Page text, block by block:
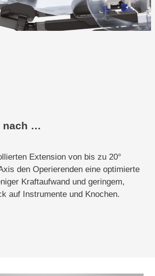
nach …
Extension von bis zu 20°
den Operierenden eine optimierte
Kraftaufwand und geringem,
auf Instrumente und Knochen.